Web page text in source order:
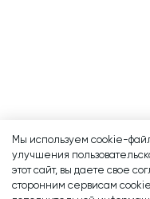
Мы используем cookie-
улучшения
этот сайт, вы даете свое
сторонним сервисам